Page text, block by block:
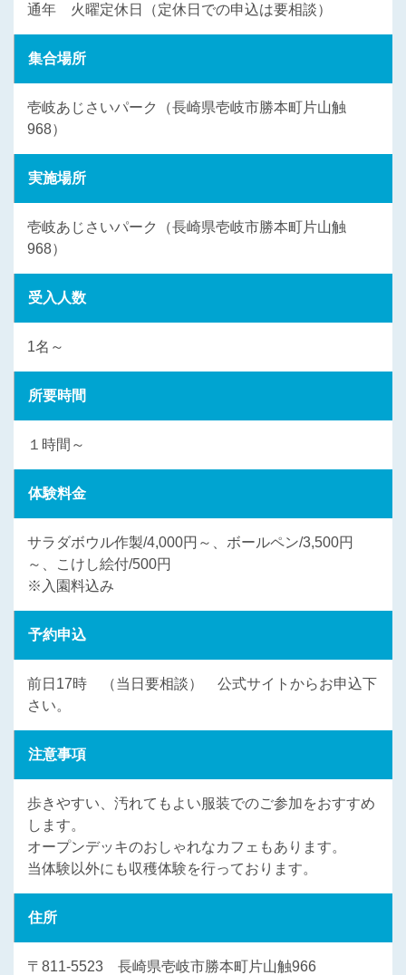
通年 火曜定休日（定休日での申込は要相談）
集合場所
壱岐あじさいパーク（長崎県壱岐市勝本町片山触
968）
実施場所
壱岐あじさいパーク（長崎県壱岐市勝本町片山触
968）
受入人数
1名～
所要時間
１時間～
体験料金
サラダボウル作製/4,000円～、ボールペン/3,500円
～、こけし絵付/500円
※入園料込み
予約申込
前日17時 （当日要相談） 公式サイトからお申込下
さい。
注意事項
歩きやすい、汚れてもよい服装でのご参加をおすすめ
します。
オープンデッキのおしゃれなカフェもあります。
当体験以外にも収穫体験を行っております。
住所
〒811-5523 長崎県壱岐市勝本町片山触966